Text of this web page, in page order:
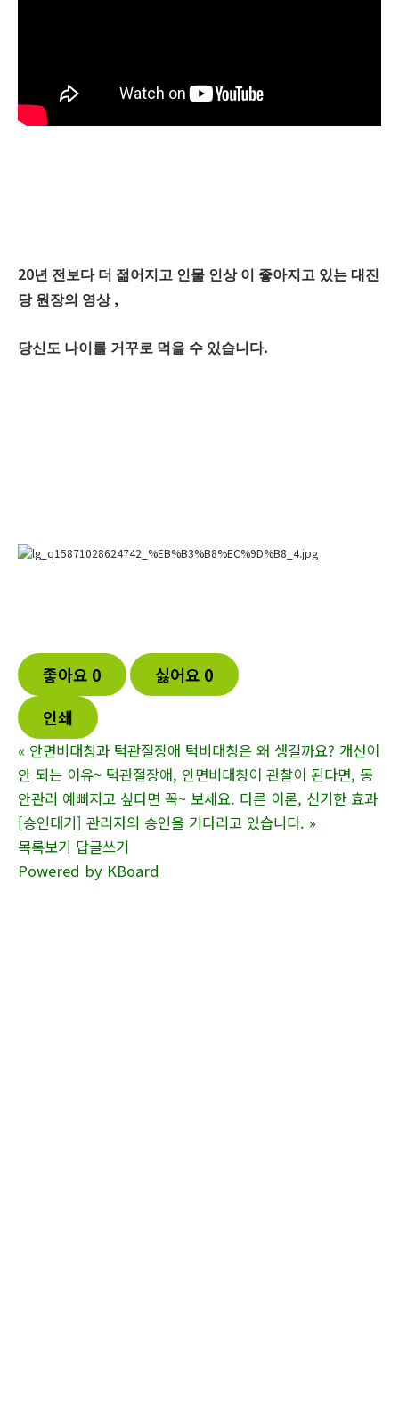
20년 전보다 더 젊어지고 인물 인상 이 좋아지고 있는 대진
당 원장의 영상 ,
당신도 나이를 거꾸로 먹을 수 있습니다.
좋아요 0 싫어요 0
인쇄
« 안면비대칭과 턱관절장애 턱비대칭은 왜 생길까요? 개선이
안 되는 이유~ 턱관절장애, 안면비대칭이 관찰이 된다면, 동
안관리 예뻐지고 싶다면 꼭~ 보세요. 다른 이론, 신기한 효과
[승인대기] 관리자의 승인을 기다리고 있습니다. »
목록보기 답글쓰기
Powered by KBoard